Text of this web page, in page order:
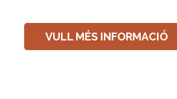
VULL MÉS INFORMACIÓ